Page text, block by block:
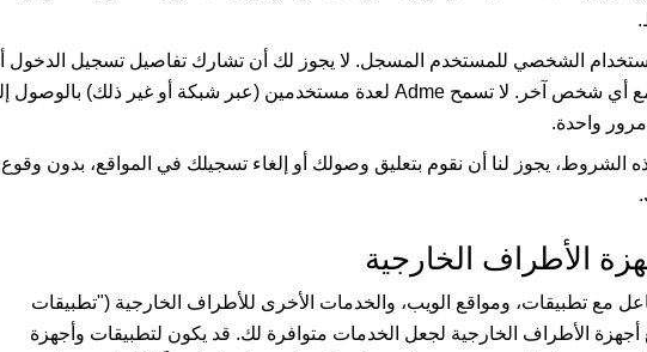
الشخصي للمستخدم المسجل. لا يجوز لك أن تشارك تفاصيل تسجيل الدخول
أي شخص آخر. لا تسمح Adme لعدة مستخدمين (عبر شبكة أو غير ذلك) بالوصول
واحدة.
الشروط، يجوز لنا أن نقوم بتعليق وصولك أو إلغاء تسجيلك في المواقع، بدون
مع تطبيقات، ومواقع الويب، والخدمات الأخرى للأطراف الخارجية ("تطبيقات
أجهزة الأطراف الخارجية لجعل الخدمات متوافرة لك. قد يكون لتطبيقات وأجهزة